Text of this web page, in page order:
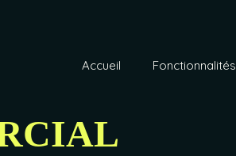
Accueil Fonctionnalités